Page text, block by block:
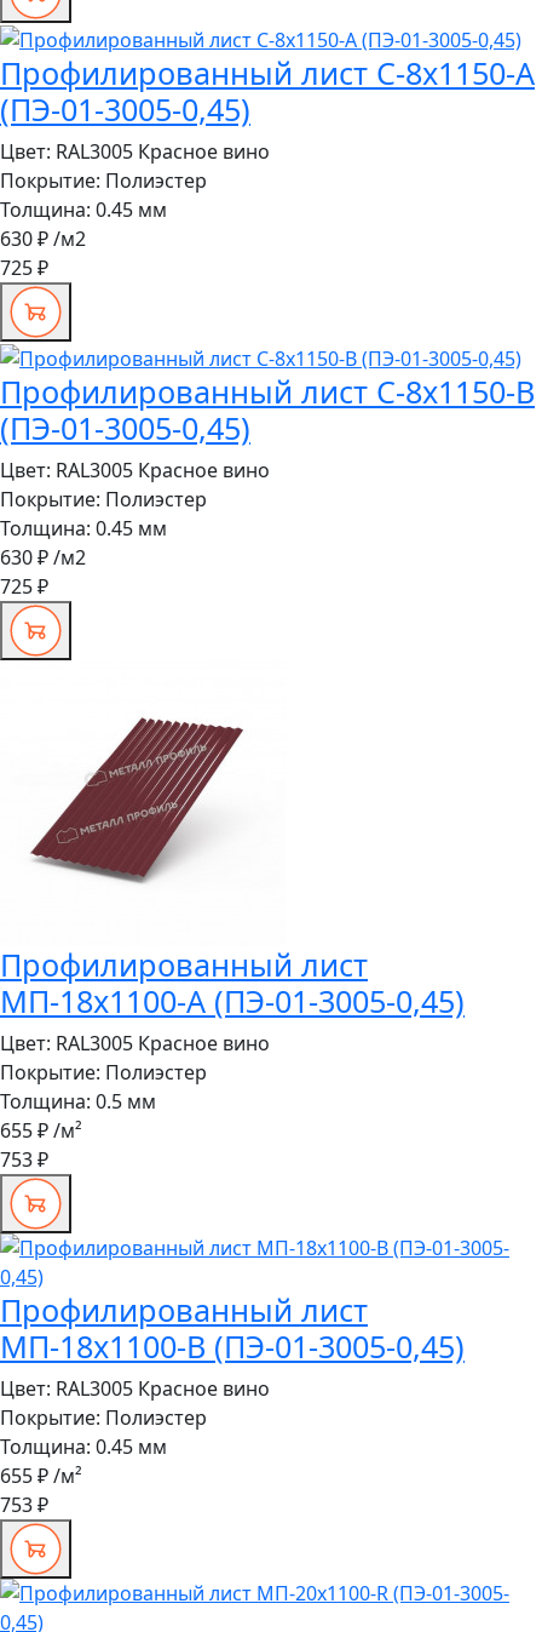
Профилированный лист С-8x1150-A
(ПЭ-01-3005-0,45)
Цвет: RAL3005 Красное вино
Покрытие: Полиэстер
Толщина: 0.45 мм
630 ₽/м2
725 ₽
Профилированный лист С-8x1150-B
(ПЭ-01-3005-0,45)
Цвет: RAL3005 Красное вино
Покрытие: Полиэстер
Толщина: 0.45 мм
630 ₽/м2
725 ₽
Профилированный лист
МП-18x1100-A (ПЭ-01-3005-0,45)
Цвет: RAL3005 Красное вино
Покрытие: Полиэстер
Толщина: 0.5 мм
655 ₽/м²
753 ₽
Профилированный лист
МП-18x1100-B (ПЭ-01-3005-0,45)
Цвет: RAL3005 Красное вино
Покрытие: Полиэстер
Толщина: 0.45 мм
655 ₽/м²
753 ₽